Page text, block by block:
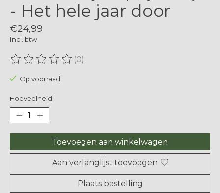
- Het hele jaar door
€24,99
Incl. btw
De beoordeling van dit product is
(0)
Op voorraad
Hoeveelheid:
Toevoegen aan winkelwagen
Aan verlanglijst toevoegen
Plaats bestelling